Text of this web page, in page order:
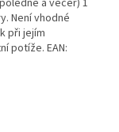
a večer) 1
Není vhodné
při jejím
potíže. EAN: